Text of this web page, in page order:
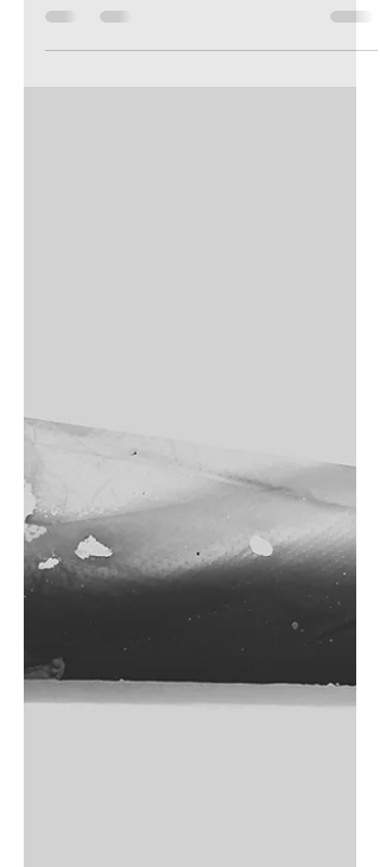
いて。 心の内から言葉が「降りてく
る」瞬間と、タイトルの縛りから全て